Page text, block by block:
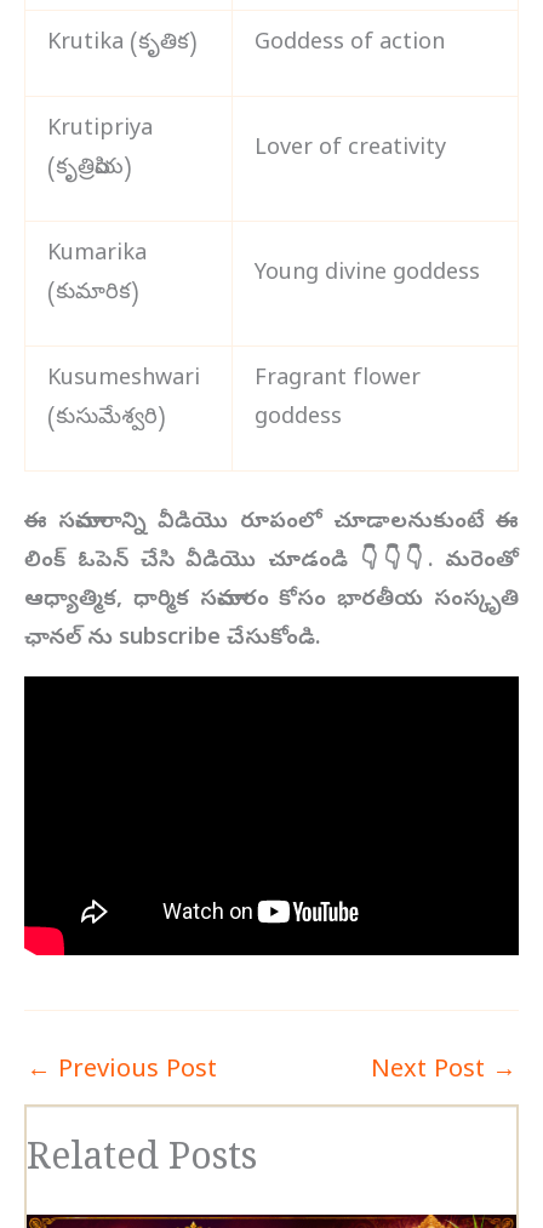
Krutika (కృతిక) Goddess of action
Krutipriya
(కృతిప్రియ)
Lover of creativity
Kumarika
(కుమారిక)
Young divine goddess
Kusumeshwari
(కుసుమేశ్వరి)
Fragrant flower
goddess
ఈ సమాచారాన్ని వీడియొ రూపంలో చూడాలనుకుంటే ఈ
లింక్ ఓపెన్ చేసి వీడియొ చూడండి 👇👇👇. మరెంతో
ఆధ్యాత్మిక, ధార్మిక సమాచారం కోసం భారతీయ సంస్కృతి
ఛానల్ ను subscribe చేసుకోండి.
← Previous Post Next Post →
Related Posts